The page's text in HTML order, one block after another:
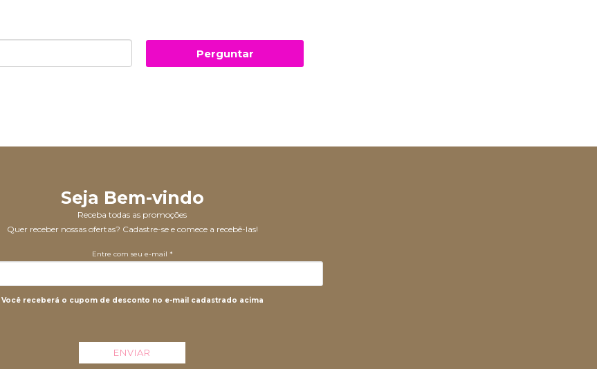
Perguntar
Seja Bem-vindo
Receba todas as promoções
Quer receber nossas ofertas? Cadastre-se e comece a recebê-las!
Entre com seu e-mail *
Você receberá o cupom de desconto no e-mail cadastrado acima
ENVIAR